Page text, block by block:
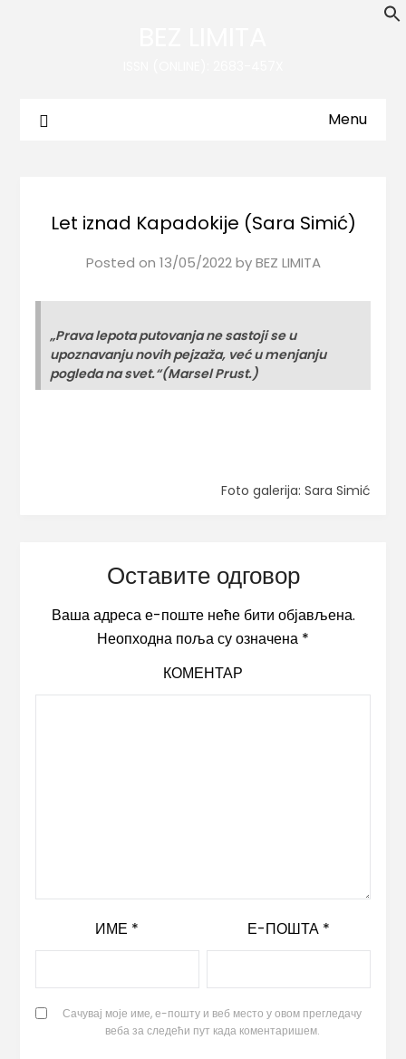
Menu
Let iznad Kapadokije (Sara Simić)
Posted on 13/05/2022byBEZ LIMITA
„Prava lepota putovanja ne sastoji se u
upoznavanju novih pejzaža, već u menjanju
pogleda na svet.“(Marsel Prust.)
Foto galerija: Sara Simić
Оставите одговор
Ваша адреса е-поште неће бити објављена.
Неопходна поља су означена *
КОМЕНТАР
ИМЕ * Е-ПОШТА *
Сачувај моје име, е-пошту и веб место у овом прегледачу
веба за следећи пут када коментаришем.